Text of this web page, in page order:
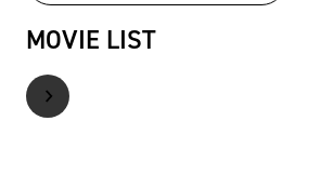
MOVIE LIST